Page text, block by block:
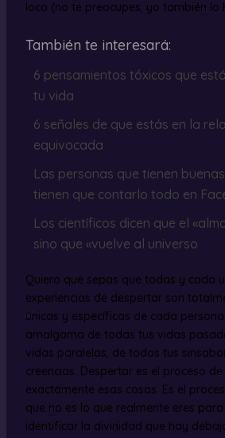
loco (no te preocupes, yo también lo
También te interesará:
6 pensamientos tóxicos que
tu vida
6 señales de que estás en la
equivocada
Las personas que tienen
tienen que contarlo todo en
Los científicos dicen que el
sino que «vuelve al universo
Quiero que sepas que todas y cada
experiencias de despertar son
únicas y específicas de cada
amalgama de todas tus vidas
vidas paralelas, de todos tus
creencias. Despertar es el proceso de
exactamente esas cosas. Es el
que no es lo que realmente eres
identificar la divinidad que hay